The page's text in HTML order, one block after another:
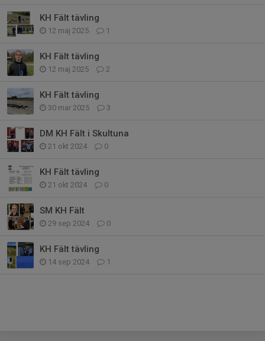
KH Fält tävling
12 maj 2025 1
KH Fält tävling
12 maj 2025 2
KH Fält tävling
30 mar 2025 3
DM KH Fält i Skultuna
21 okt 2024 0
KH Fält tävling
21 okt 2024 0
SM KH Fält
29 sep 2024 0
KH Fält tävling
14 sep 2024 1